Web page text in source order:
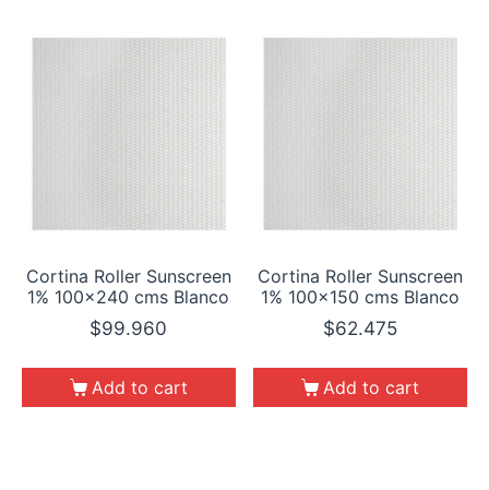
Cortina Roller Sunscreen
1% 100×240 cms Blanco
$99.960
Add to cart
Cortina Roller Sunscreen
1% 100×150 cms Blanco
$62.475
Add to cart